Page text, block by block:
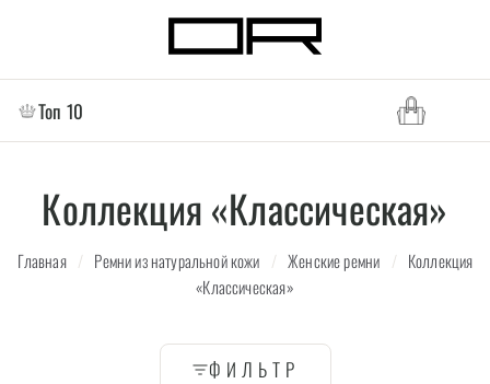
Топ 10
Коллекция «Классическая»
Главная / Ремни из натуральной кожи / Женские ремни / Коллекция
«Классическая»
ФИЛЬТР